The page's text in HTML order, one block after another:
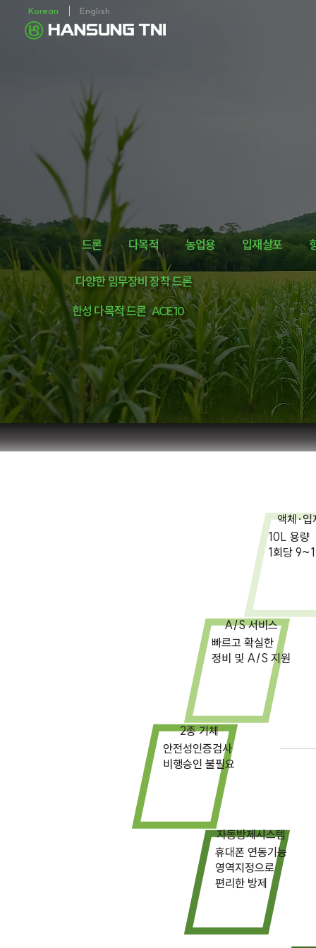
Korean English
액체·입
10L 용량
​1회당
A/S 서비스
빠르고 확실한
정비 및 A/S 지원
2종 기체
안전성인증검사
​비행승인 불필요​​
자동방제시스템
휴대폰 연동기능
영역지정으로
​편리한 방제
드론 다목적 농업용 입재살포
다양한 임무장비 장착 드론
한성 다목적 드론ACE10